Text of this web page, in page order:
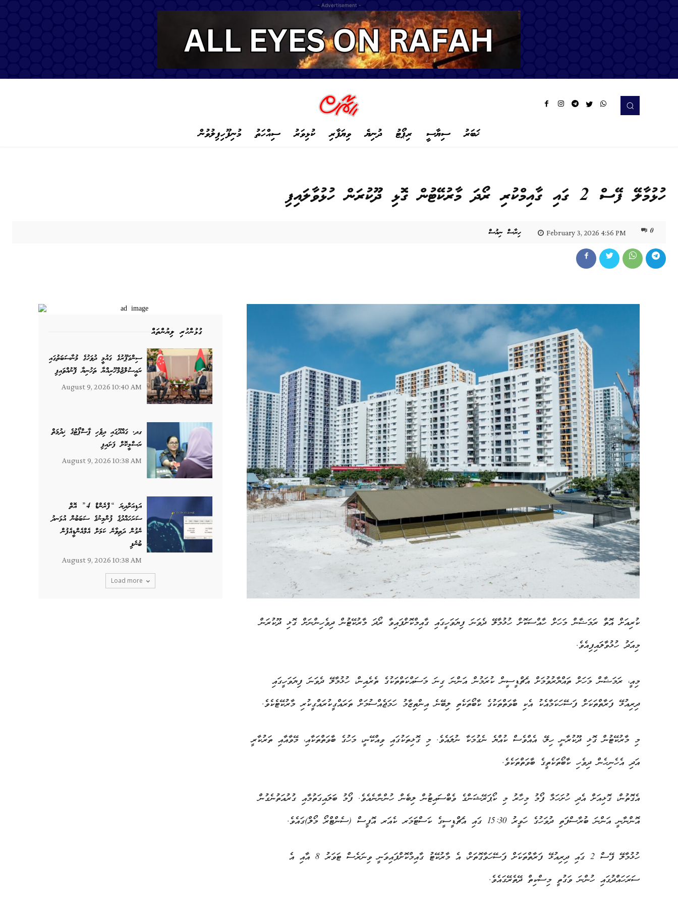
- Advertisement -
މުނިފޫހިފިލުވުން ސިއްހަތު ކުޅިވަރު ވިޔަފާރި ދުނިޔެ ރިޕޯޓު ސިޔާސީ ޚަބަރު
ހުޅުމާލޭ ފޭސް 2 ގައި ގާއިމްކުރި ރޯދަ މާރުކޭޓުން ގޮޅި ދޫކުރަން ހުޅުވާލައިފި
ހިރާސް ނިއުސް February 3, 2026 4:56 PM 0
ގުޅުންހުރި ލިޔުންތައް
ސިންގަޕޫރުގެ ގައުމީ ދުވަހުގެ މުނާސަބަތުގައި
ރައީސުލްޖުމްހޫރިއްޔާ ތަހުނިޔާ ފޮނުއްވައިފި
August 9, 2026 10:40 AM
ގދ. ގައްދޫގައި ދިވެހި ޕާސްޕޯޓުގެ ޚިދުމަތް
ރަސްމީކޮށް ފަށައިފި
August 9, 2026 10:38 AM
އަޑިއަށްދިޔަ “ފްރެންޑް 4” އޮތް
ސަރަހައްދުގެ ފުންމިނުގެ ސަބަބުން އުޅަނދު
ނެގުން ދަތިވާނެ ކަމަށް އެމްއެންޑީއެފުން
ބުނެފި
August 9, 2026 10:38 AM
Load more
ކުރިއަށް އޮތް ރަމަޟާން މަހަށް ހާއްސަކޮށް ހުޅުމާލޭ ދެވަނަ ފިޔަވަހީގައި ގާއިމްކޮށްފައިވާ ރޯދަ މާރުކޭޓުން ދިވެހިންނަށް ގޮޅި ދޫކުރަން
މިއަދު ހުޅުވާލައިފިއެވެ.
މިއީ، ރަމަޟާން މަހަށް ތައްޔާރުވުމަށް އެޗްޑީސީން ކުރަމުން އަންނަ ގިނަ މަސައްކަތްތަކުގެ ތެރެއިން، ހުޅުމާލޭ ދެވަނަ ފިޔަވަހީގައި
ދިރިއުޅޭ ފަރާތްތަކަށް ފަސޭހަކަމާއެކު އެކި ބާވަތްތަކުގެ ކާބޯތަކެތި ލިބޭނެ އިންތިޒާމު ހަމަޖެއްސުމަށް ތަރައްގީކުރައްގީކުރި މާރުކޭޓެކެވެ.
މި މާރުކޭޓުން ގޮޅި ދޫކުރާނީ ހިލޭ، އެއްވެސް ކުއްޔެ ނެގުމަކާ ނުލައެވެ. މި ގޮޅިތަކުގައި ވިއްކޭނީ، މަހުގެ ބާވަތްތަކާއި، މޭވާއާއި ތަރުކާރީ
އަދި އެހެނިހެން ދިވެހި ކާބޯތަކެތީގެ ބާވަތްތަކެވެ.
އެގޮތުން، ގޮޅިއަށް އެދި ހުށަހަޅާ ފޯމު މިހާރު މި ކޯޕަރޭޝަންގެ ވެބްސައިޓުން ލިބެން ހުންނާނެއެވެ. ފޯމު ބަލައިގަތުމާއި ގުރުއަތުނެގުން
އޮންނާނީ އަންނަ ބުރާސްފަތި ދުވަހުގެ ހަވީރު 15:30 ގައި އެޗްޑީސީގެ ކަސްޓަމަރ ކެއަރ އޮފީސް (ސެންޓްރޯ މޯލް)ގައެވެ.
ހުޅުމާލޭ ފޭސް 2 ގައި ދިރިއުޅޭ ފަރާތްތަކަށް ފަސޭހަވާގޮތަށް، އެ މާރުކޭޓު ގާއިމްކޮށްފައިވަނީ ވިނަރެސް ޓަވަރު 8 އާއި އެ
ސަރަހައްދުގައި ހުންނަ ވަގުތީ މިސްކިތް ދޭތެރޭގައެވެ.